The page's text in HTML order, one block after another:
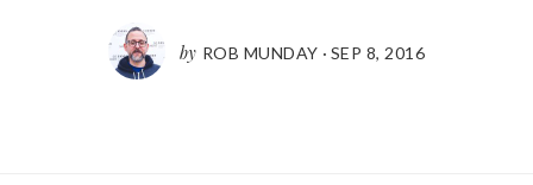
by ROB MUNDAY · SEP 8, 2016